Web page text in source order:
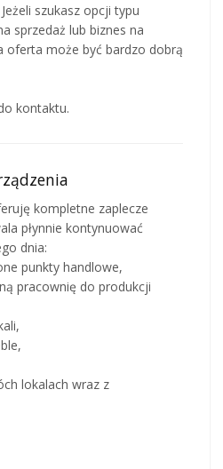
szukasz opcji typu
sprzedaż lub biznes na
oferta może być bardzo dobrą
kontaktu.
kompletne zaplecze
płynnie kontynuować
dnia:
punkty handlowe,
pracownię do produkcji
lokalach wraz z